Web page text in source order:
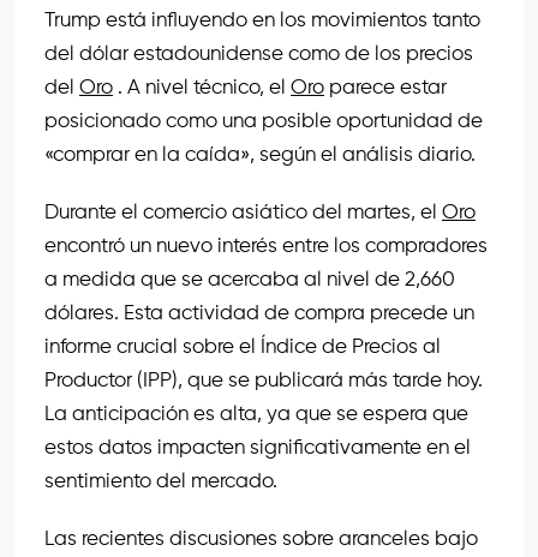
Trump está influyendo en los movimientos tanto
del dólar estadounidense como de los precios
del Oro . A nivel técnico, el Oro parece estar
posicionado como una posible oportunidad de
«comprar en la caída», según el análisis diario.
Durante el comercio asiático del martes, el Oro
encontró un nuevo interés entre los compradores
a medida que se acercaba al nivel de 2,660
dólares. Esta actividad de compra precede un
informe crucial sobre el Índice de Precios al
Productor (IPP), que se publicará más tarde hoy.
La anticipación es alta, ya que se espera que
estos datos impacten significativamente en el
sentimiento del mercado.
Las recientes discusiones sobre aranceles bajo